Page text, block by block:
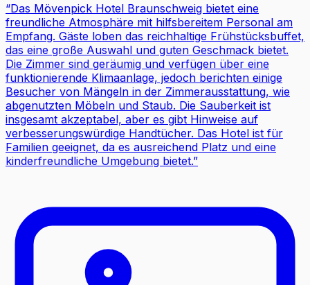
“Das Mövenpick Hotel Braunschweig bietet eine
freundliche Atmosphäre mit hilfsbereitem Personal am
Empfang. Gäste loben das reichhaltige Frühstücksbuffet,
das eine große Auswahl und guten Geschmack bietet.
Die Zimmer sind geräumig und verfügen über eine
funktionierende Klimaanlage, jedoch berichten einige
Besucher von Mängeln in der Zimmerausstattung, wie
abgenutzten Möbeln und Staub. Die Sauberkeit ist
insgesamt akzeptabel, aber es gibt Hinweise auf
verbesserungswürdige Handtücher. Das Hotel ist für
Familien geeignet, da es ausreichend Platz und eine
kinderfreundliche Umgebung bietet.”